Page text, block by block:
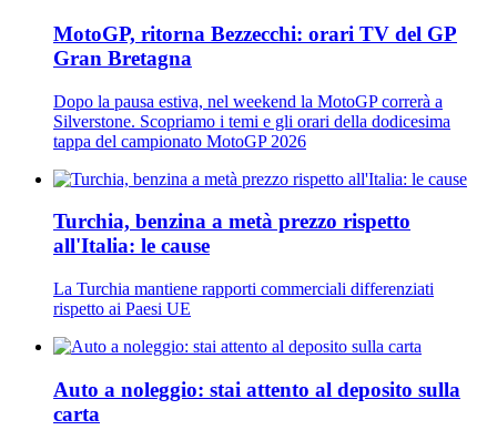
MotoGP, ritorna Bezzecchi: orari TV del GP
Gran Bretagna
Dopo la pausa estiva, nel weekend la MotoGP correrà a
Silverstone. Scopriamo i temi e gli orari della dodicesima
tappa del campionato MotoGP 2026
Turchia, benzina a metà prezzo rispetto
all'Italia: le cause
La Turchia mantiene rapporti commerciali differenziati
rispetto ai Paesi UE
Auto a noleggio: stai attento al deposito sulla
carta